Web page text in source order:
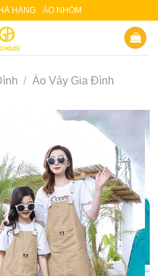
HÀNG ÁO NHÓM
/ Áo Váy Gia Đình